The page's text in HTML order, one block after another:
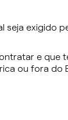
seja exigido
e que
ou fora do